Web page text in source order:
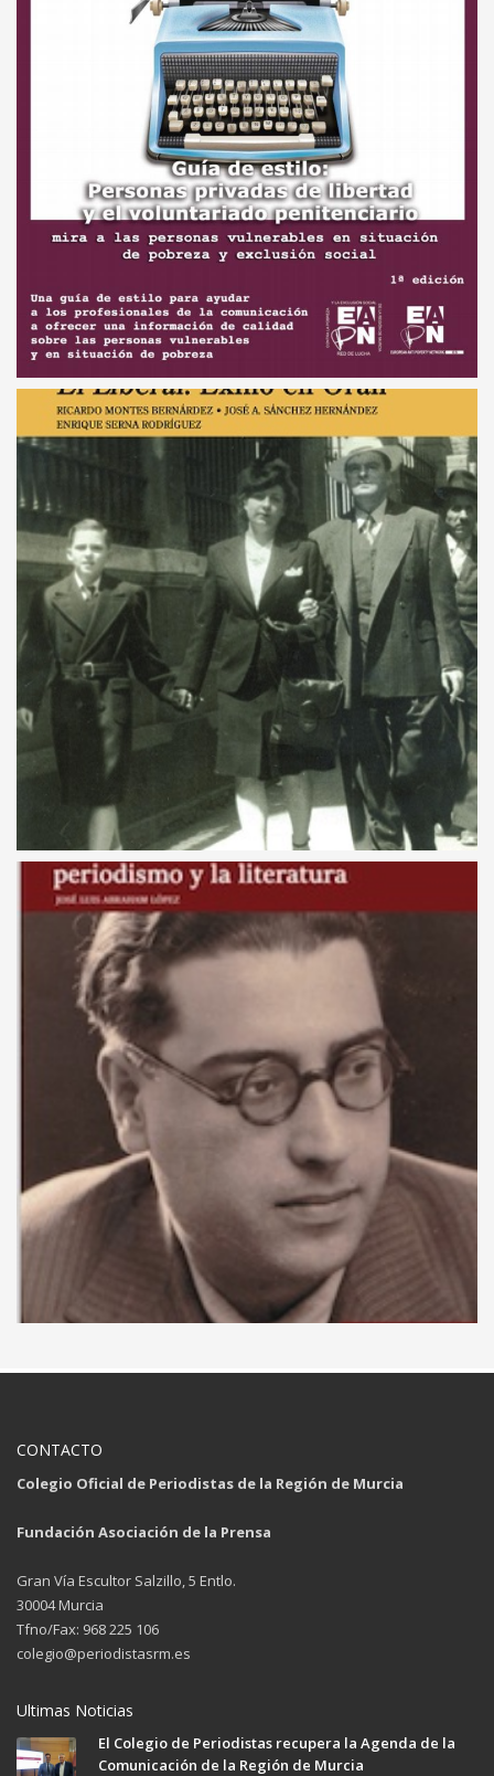
CONTACTO
Colegio Oficial de Periodistas de la Región de Murcia
Fundación Asociación de la Prensa
Gran Vía Escultor Salzillo, 5 Entlo.
30004 Murcia
Tfno/Fax: 968 225 106
colegio@periodistasrm.es
Ultimas Noticias
El Colegio de Periodistas recupera la Agenda de la
Comunicación de la Región de Murcia